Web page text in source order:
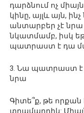
դարձնում ոչ
կինը, այլև այն,
անտարբեր չէ նրա
նկատմամբ, իսկ
պատրաստ է դա
3. Նա պատրաստ է
նրա
Գիտե՞ք, թե որքան
տղամարդիկ: